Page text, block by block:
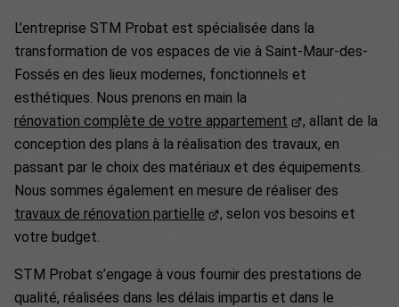
L’entreprise STM Probat est spécialisée dans la
transformation de vos espaces de vie à Saint-Maur-des-
Fossés en des lieux modernes, fonctionnels et
esthétiques. Nous prenons en main la
rénovation complète de votre appartement
, allant de la
conception des plans à la réalisation des travaux, en
passant par le choix des matériaux et des équipements.
Nous sommes également en mesure de réaliser des
travaux de rénovation partielle
, selon vos besoins et
votre budget.
STM Probat s’engage à vous fournir des prestations de
qualité, réalisées dans les délais impartis et dans le